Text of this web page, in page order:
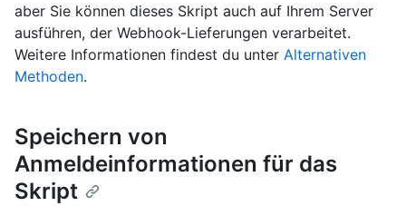
aber Sie können dieses Skript auch auf Ihrem Server
ausführen, der Webhook-Lieferungen verarbeitet.
Weitere Informationen findest du unter Alternativen
Methoden.
Speichern von
Anmeldeinformationen für das
Skript